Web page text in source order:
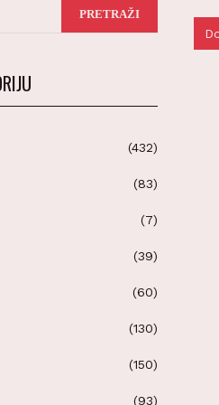
PRETRAŽI
(432)
(83)
(7)
(39)
(60)
(130)
(150)
(93)